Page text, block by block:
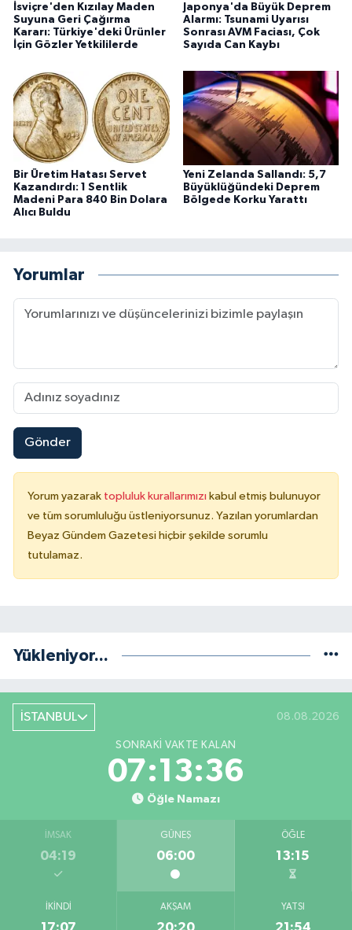
İsviçre'den Kızılay Maden
Suyuna Geri Çağırma
Kararı: Türkiye'deki Ürünler
İçin Gözler Yetkililerde
Japonya'da Büyük Deprem
Alarmı: Tsunami Uyarısı
Sonrası AVM Faciası, Çok
Sayıda Can Kaybı
Bir Üretim Hatası Servet
Kazandırdı: 1 Sentlik
Madeni Para 840 Bin Dolara
Alıcı Buldu
Yeni Zelanda Sallandı: 5,7
Büyüklüğündeki Deprem
Bölgede Korku Yarattı
Yorumlar
Gönder
Yorum yazarak topluluk kurallarımızı kabul etmiş bulunuyor
ve tüm sorumluluğu üstleniyorsunuz. Yazılan yorumlardan
Beyaz Gündem Gazetesi hiçbir şekilde sorumlu
tutulamaz.
Yükleniyor...
İSTANBUL 08.08.2026
SONRAKI VAKTE KALAN
07:13:35
Öğle Namazı
İMSAK
04:19
GÜNEŞ
06:00
ÖĞLE
13:15
İKINDI
17:07
AKŞAM
20:20
YATSI
21:54